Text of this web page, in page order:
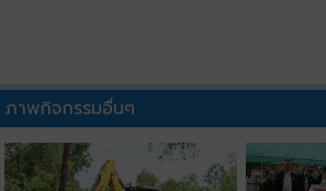
ภาพกิจกรรมอื่นๆ